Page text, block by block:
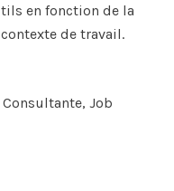
en fonction de la
de travail.
Job